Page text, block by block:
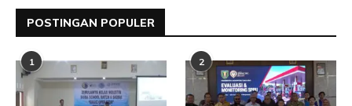
POSTINGAN POPULER
1 2